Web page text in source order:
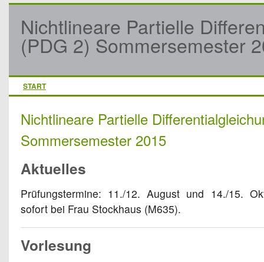
Nichtlineare Partielle
(PDG 2) Sommersemester
START
Nichtlineare Partielle
Sommersemester 2015
Aktuelles
Prüfungstermine: 11./12. August und 14./15.
sofort bei Frau Stockhaus (M635).
Vorlesung